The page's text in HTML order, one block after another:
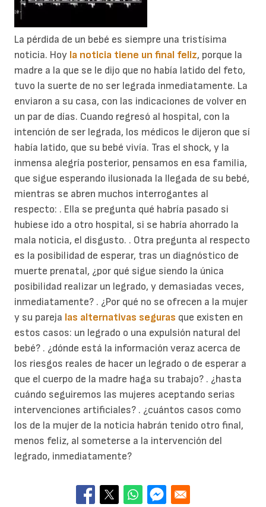
La pérdida de un bebé es siempre una tristísima
noticia. Hoy la noticia tiene un final feliz, porque la
madre a la que se le dijo que no había latido del feto,
tuvo la suerte de no ser legrada inmediatamente. La
enviaron a su casa, con las indicaciones de volver en
un par de días. Cuando regresó al hospital, con la
intención de ser legrada, los médicos le dijeron que sí
había latido, que su bebé vivía. Tras el shock, y la
inmensa alegría posterior, pensamos en esa familia,
que sigue esperando ilusionada la llegada de su bebé,
mientras se abren muchos interrogantes al
respecto: . Ella se pregunta qué habría pasado si
hubiese ido a otro hospital, si se habría ahorrado la
mala noticia, el disgusto. . Otra pregunta al respecto
es la posibilidad de esperar, tras un diagnóstico de
muerte prenatal, ¿por qué sigue siendo la única
posibilidad realizar un legrado, y demasiadas veces,
inmediatamente? . ¿Por qué no se ofrecen a la mujer
y su pareja las alternativas seguras que existen en
estos casos: un legrado o una expulsión natural del
bebé? . ¿dónde está la información veraz acerca de
los riesgos reales de hacer un legrado o de esperar a
que el cuerpo de la madre haga su trabajo? . ¿hasta
cuándo seguiremos las mujeres aceptando serias
intervenciones artificiales? . ¿cuántos casos como
los de la mujer de la noticia habrán tenido otro final,
menos feliz, al someterse a la intervención del
legrado, inmediatamente?